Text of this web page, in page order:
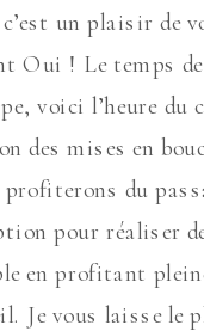
un plaisir de
Oui ! Le temps de
voici l’heure du
des mises en
du
pour réaliser
en profitant
Je vous laisse le